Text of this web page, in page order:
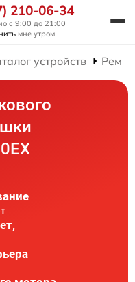
210-06-34
с 9:00 до 21:00
мне утром
устройств